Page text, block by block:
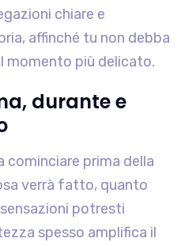
chiare e
affinché tu non debba
momento più delicato.
durante e
cominciare prima della
verrà fatto, quanto
potresti
spesso amplifica il